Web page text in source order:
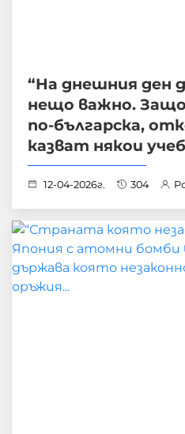
“На днешния ден
нещо важно.
по-българска,
казват някои
12-04-2026г. 304